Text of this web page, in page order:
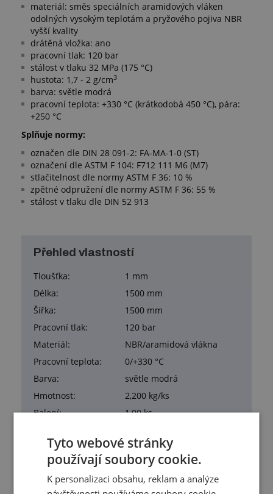
materiál: směs speciálních aramidových vláken
odolných vysokým teplotám a pryžového pojiva NBR
vyšší kvality
drátěná vložka: ano
pracovní tlak: 120 bar
stálost v tlaku 32 MPa (175 °C)
hustota: 1,7 - 2 g/cm3
barva: světle modrá
pracovní teplota: +330 °C (krátkodobá 450 °C), pára:
+250 °C
Splňuje normy:
označen dle DIN 28 091-2: FA-MA-1-0 (ST)
označení dle ASTM F 104: F712 111 M6 (M7)
stlačitelnost dle normy ASTM F 36: 10 %
zpětné odpružení dle normy ASTM F 36: 55 %
stálost v tlaku dle DIN 52 913
Přehled vlastností
Tloušťka:
1 mm
Délka:
1500 mm
Šířka:
1500 mm
Pracovní tlak:
120 bar
Materiál:
NBR/aramidová vlákna
Pracovní teplota:
0/+330 °C
Barva:
světle modrá
Hmotnost:
2,200 kg/ks
Balení:
1,00 ks
Služby
Tyto webové stránky
používají soubory cookie.
K personalizaci obsahu, reklam a analýze